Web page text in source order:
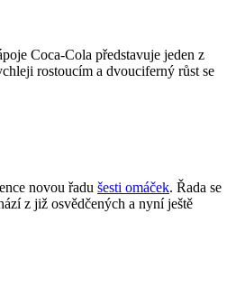
Coca-Cola představuje jeden z
rostoucím a dvouciferný růst se
novou řadu šesti omáček. Řada se
z již osvědčených a nyní ještě